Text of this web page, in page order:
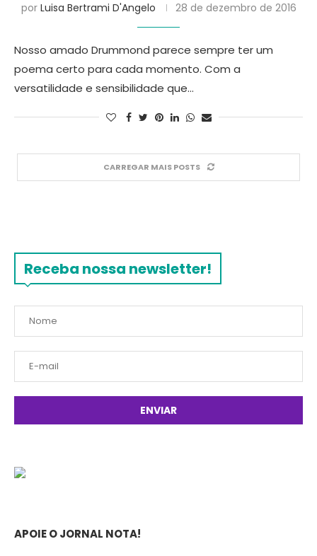
por Luisa Bertrami D'Angelo 28 de dezembro de 2016
Nosso amado Drummond parece sempre ter um
poema certo para cada momento. Com a
versatilidade e sensibilidade que…
CARREGAR MAIS POSTS
Receba nossa newsletter!
APOIE O JORNAL NOTA!